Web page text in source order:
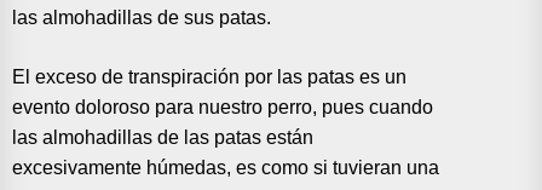
las almohadillas de sus patas.
El exceso de transpiración por las patas es un
evento doloroso para nuestro perro, pues cuando
las almohadillas de las patas están
excesivamente húmedas, es como si tuvieran una